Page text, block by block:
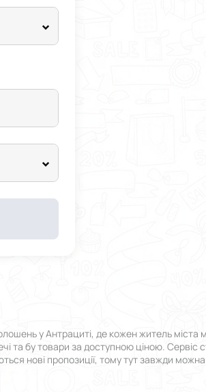
у Антрациті, де кожен житель
та бу товари за доступною ціною.
нові пропозиції, тому тут завжди